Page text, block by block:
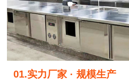
01.实力厂家 · 规模生产